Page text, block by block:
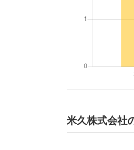
米久株式会社